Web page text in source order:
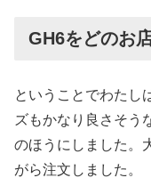
GH6をどのお
ということでわたし
ズもかなり良さそう
のほうにしました。
がら注文しました。